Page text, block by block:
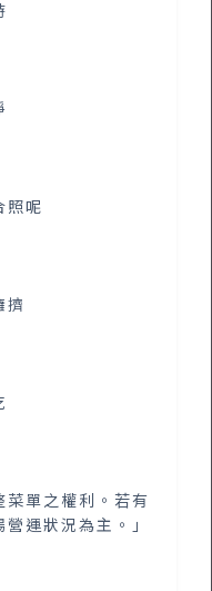
照呢
擠
菜單之權利。若有
運狀況為主。」